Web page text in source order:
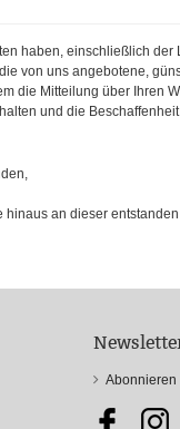
haben, einschließlich der
von uns angebotene,
die Mitteilung über Ihren
und die
hinaus an dieser
Abonnieren